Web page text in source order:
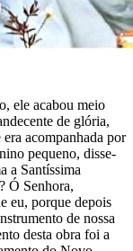
ele acabou meio
de glória,
acompanhada por
pequeno, disse-
a Santíssima
Ó Senhora,
eu, porque depois
de nossa
desta obra foi a